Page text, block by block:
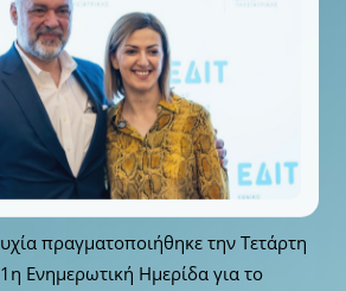
πραγματοποιήθηκε την Τετάρτη
Ενημερωτική Ημερίδα για το